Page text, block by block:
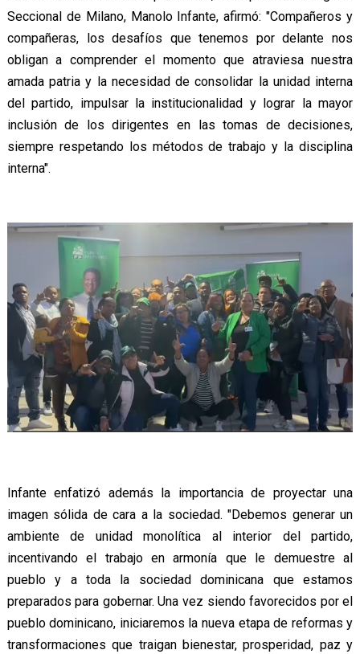
Seccional de Milano, Manolo Infante, afirmó: "Compañeros y
compañeras, los desafíos que tenemos por delante nos
obligan a comprender el momento que atraviesa nuestra
amada patria y la necesidad de consolidar la unidad interna
del partido, impulsar la institucionalidad y lograr la mayor
inclusión de los dirigentes en las tomas de decisiones,
siempre respetando los métodos de trabajo y la disciplina
interna".
Infante enfatizó además la importancia de proyectar una
imagen sólida de cara a la sociedad. "Debemos generar un
ambiente de unidad monolítica al interior del partido,
incentivando el trabajo en armonía que le demuestre al
pueblo y a toda la sociedad dominicana que estamos
preparados para gobernar. Una vez siendo favorecidos por el
pueblo dominicano, iniciaremos la nueva etapa de reformas y
transformaciones que traigan bienestar, prosperidad, paz y